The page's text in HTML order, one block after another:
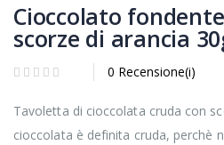
Cioccolato
scorze di arancia
0 Recensione(i)
Tavoletta di cioccolata cruda con
cioccolata è definita cruda, perchè